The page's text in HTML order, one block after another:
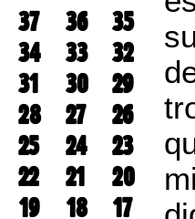
37
36
35
34
33
32
31
30
29
28
27
26
25
24
23
22
21
20
19
18
17